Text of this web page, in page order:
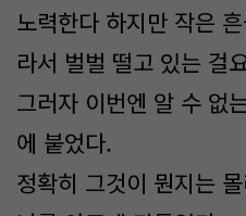
노력한다 하지만 작은
라서 벌벌 떨고 있는 걸
그러자 이번엔 알 수 없
에 붙었다.
정확히 그것이 뭔지는